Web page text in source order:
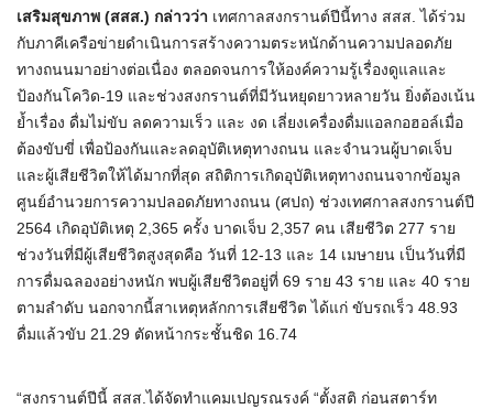
เสริมสุขภาพ (สสส.) กล่าวว่า เทศกาลสงกรานต์ปีนี้ทาง สสส. ได้ร่วม
กับภาคีเครือข่ายดำเนินการสร้างความตระหนักด้านความปลอดภัย
ทางถนนมาอย่างต่อเนื่อง ตลอดจนการให้องค์ความรู้เรื่องดูแลและ
ป้องกันโควิด-19 และช่วงสงกรานต์ที่มีวันหยุดยาวหลายวัน ยิ่งต้องเน้น
ย้ำเรื่อง ดื่มไม่ขับ ลดความเร็ว และ งด เลี่ยงเครื่องดื่มแอลกอฮอล์เมื่อ
ต้องขับขี่ เพื่อป้องกันและลดอุบัติเหตุทางถนน และจำนวนผู้บาดเจ็บ
และผู้เสียชีวิตให้ได้มากที่สุด สถิติการเกิดอุบัติเหตุทางถนนจากข้อมูล
ศูนย์อำนวยการความปลอดภัยทางถนน (ศปถ) ช่วงเทศกาลสงกรานต์ปี
2564 เกิดอุบัติเหตุ 2,365 ครั้ง บาดเจ็บ 2,357 คน เสียชีวิต 277 ราย
ช่วงวันที่มีผู้เสียชีวิตสูงสุดคือ วันที่ 12-13 และ 14 เมษายน เป็นวันที่มี
การดื่มฉลองอย่างหนัก พบผู้เสียชีวิตอยู่ที่ 69 ราย 43 ราย และ 40 ราย
ตามลำดับ นอกจากนี้สาเหตุหลักการเสียชีวิต ได้แก่ ขับรถเร็ว 48.93
ดื่มแล้วขับ 21.29 ตัดหน้ากระชั้นชิด 16.74
“สงกรานต์ปีนี้ สสส.ได้จัดทำแคมเปญรณรงค์ “ตั้งสติ ก่อนสตาร์ท